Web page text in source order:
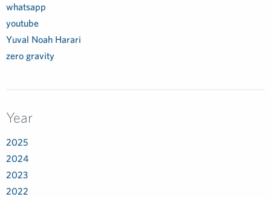
whatsapp
youtube
Yuval Noah Harari
zero gravity
Year
2025
2024
2023
2022